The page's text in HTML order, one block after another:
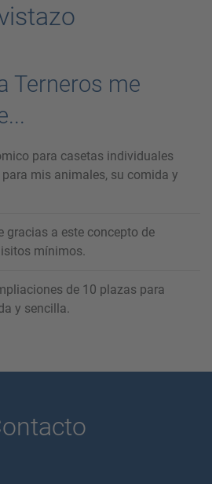
Terneros me
para casetas individuales
mis animales, su comida y
gracias a este concepto de
mínimos.
de 10 plazas para
y sencilla.